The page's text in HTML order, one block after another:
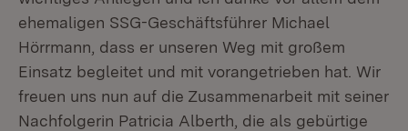
ehemaligen SSG-Geschäftsführer Michael
Hörrmann, dass er unseren Weg mit großem
Einsatz begleitet und mit vorangetrieben hat. Wir
freuen uns nun auf die Zusammenarbeit mit seiner
Nachfolgerin Patricia Alberth, die als gebürtige